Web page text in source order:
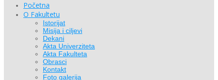
Početna
O Fakultetu
Istorijat
Misija i ciljevi
Dekani
Akta Univerziteta
Akta Fakulteta
Obrasci
Kontakt
Foto galerija